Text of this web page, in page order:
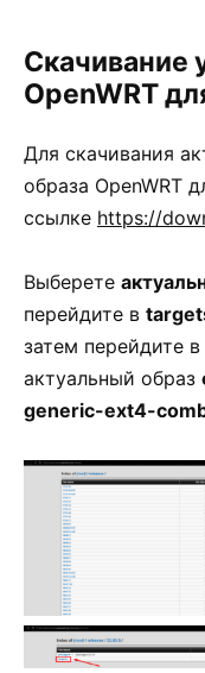
Скачивание
OpenWRT
Для скачивания
образа OpenWRT
ссылке https://
Выберете
перейдите в
затем перейдите в
актуальный образ
generic-ext4-